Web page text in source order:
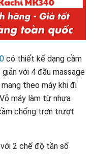
có thiết kế dạng cầm
với 4 đầu massage
theo máy khi đi
máy làm từ nhựa
chống trơn trượt
2 chế độ tần số